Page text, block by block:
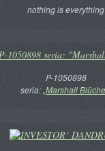
nothing is everything
P-1050898
seria:„Marshall